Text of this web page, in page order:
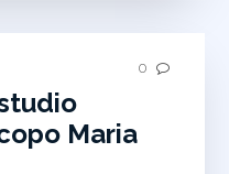
Davos
Forum
0
Maria